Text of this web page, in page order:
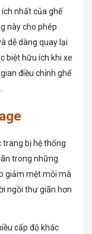
nhất của ghế
này cho phép
dễ dàng quay lại
biệt hữu ích khi xe
điều chỉnh ghế
trang bị hệ thống
trong những
giảm mệt mỏi mà
ngồi thư giãn hơn
cấp độ khác